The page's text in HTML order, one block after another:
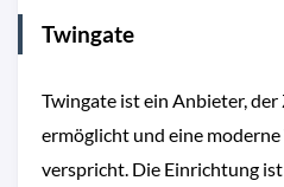
Twingate
Twingate ist ein Anbieter,
ermöglicht und eine
verspricht. Die Einrichtung